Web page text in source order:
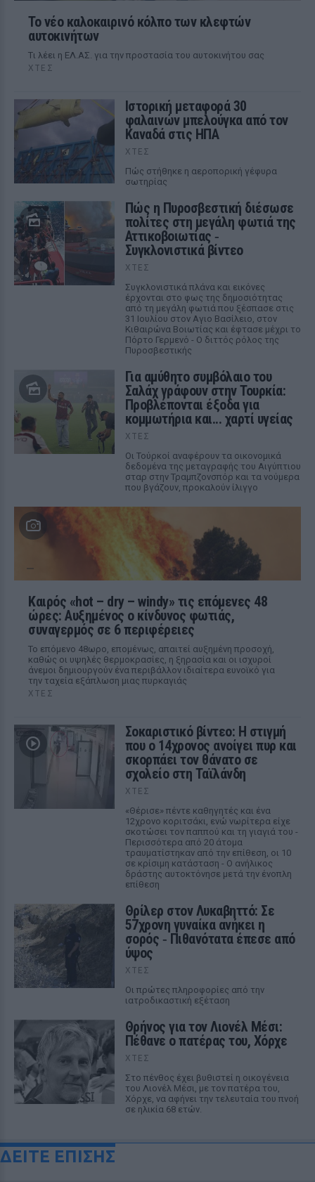
Το νέο καλοκαιρινό κόλπο των κλεφτών
αυτοκινήτων
Tι λέει η ΕΛ.ΑΣ. για την προστασία του αυτοκινήτου σας
ΧΤΕΣ
Ιστορική μεταφορά 30
φαλαινών μπελούγκα από τον
Καναδά στις ΗΠΑ
ΧΤΕΣ
Πώς στήθηκε η αεροπορική γέφυρα
σωτηρίας
Πώς η Πυροσβεστική διέσωσε
πολίτες στη μεγάλη φωτιά της
Αττικοβοιωτίας ‑
Συγκλονιστικά βίντεο
ΧΤΕΣ
Συγκλονιστικά πλάνα και εικόνες
έρχονται στο φως της δημοσιότητας
από τη μεγάλη φωτιά που ξέσπασε στις
31 Ιουλίου στον Αγιο Βασίλειο, στον
Κιθαιρώνα Βοιωτίας και έφτασε μέχρι το
Πόρτο Γερμενό - Ο διττός ρόλος της
Πυροσβεστικής
Για αμύθητο συμβόλαιο του
Σαλάχ γράφουν στην Τουρκία:
Προβλέπονται έξοδα για
κομμωτήρια και... χαρτί υγείας
ΧΤΕΣ
Οι Τούρκοί αναφέρουν τα οικονομικά
δεδομένα της μεταγραφής του Αιγύπτιου
σταρ στην Τραμπζονσπόρ και τα νούμερα
που βγάζουν, προκαλούν ίλιγγο
Καιρός «hot – dry – windy» τις επόμενες 48
ώρες: Αυξημένος ο κίνδυνος φωτιάς,
συναγερμός σε 6 περιφέρειες
Το επόμενο 48ωρο, επομένως, απαιτεί αυξημένη προσοχή,
καθώς οι υψηλές θερμοκρασίες, η ξηρασία και οι ισχυροί
άνεμοι δημιουργούν ένα περιβάλλον ιδιαίτερα ευνοϊκό για
την ταχεία εξάπλωση μιας πυρκαγιάς
ΧΤΕΣ
Σοκαριστικό βίντεο: Η στιγμή
που ο 14χρονος ανοίγει πυρ και
σκορπάει τον θάνατο σε
σχολείο στη Ταϊλάνδη
ΧΤΕΣ
«Θέρισε» πέντε καθηγητές και ένα
12χρονο κοριτσάκι, ενώ νωρίτερα είχε
σκοτώσει τον παππού και τη γιαγιά του -
Περισσότερα από 20 άτομα
τραυματίστηκαν από την επίθεση, οι 10
σε κρίσιμη κατάσταση - Ο ανήλικος
δράστης αυτοκτόνησε μετά την ένοπλη
επίθεση
Θρίλερ στον Λυκαβηττό: Σε
57χρονη γυναίκα ανήκει η
σορός ‑ Πιθανότατα έπεσε από
ύψος
ΧΤΕΣ
Οι πρώτες πληροφορίες από την
ιατροδικαστική εξέταση
Θρήνος για τον Λιονέλ Μέσι:
Πέθανε ο πατέρας του, Χόρχε
ΧΤΕΣ
Στο πένθος έχει βυθιστεί η οικογένεια
του Λιονέλ Μέσι, με τον πατέρα του,
Χόρχε, να αφήνει την τελευταία του πνοή
σε ηλικία 68 ετών.
ΔΕΙΤΕ ΕΠΙΣΗΣ